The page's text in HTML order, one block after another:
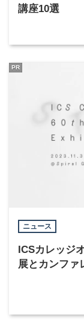
講座10選
ニュース
ICSカレッジ
展とカンファ
PR